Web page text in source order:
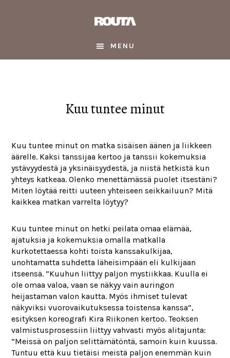
MENU
Kuu tuntee minut
Kuu tuntee minut on matka sisäisen äänen ja liikkeen
äärelle. Kaksi tanssijaa kertoo ja tanssii kokemuksia
ystävyydestä ja yksinäisyydestä, ja niistä hetkistä kun
yhteys katkeaa. Olenko menettämässä puolet itsestäni?
Miten löytää reitti uuteen yhteiseen seikkailuun? Mitä
kaikkea matkan varrelta löytyy?
Kuu tuntee minut on hetki peilata omaa elämää,
ajatuksia ja kokemuksia omalla matkalla
kurkotettaessa kohti toista kanssakulkijaa,
unohtamatta suhdetta läheisimpään eli kulkijaan
itseensä. ”Kuuhun liittyy paljon mystiikkaa. Kuulla ei
ole omaa valoa, vaan se näkyy vain auringon
heijastaman valon kautta. Myös ihmiset tulevat
näkyviksi vuorovaikutuksessa toistensa kanssa”,
esityksen koreografi Kira Riikonen kertoo. Teoksen
valmistusprosessiin liittyy vahvasti myös alitajunta:
”Meissä on paljon selittämätöntä, samoin kuin kuussa.
Tuntuu että kuu tietäisi meistä paljon enemmän kuin